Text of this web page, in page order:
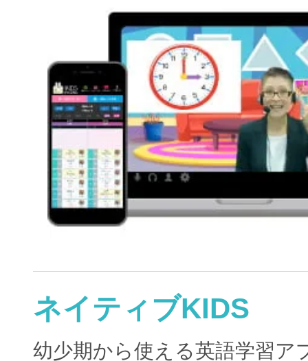
ネイティブKIDS
幼少期から使える英語学習ア